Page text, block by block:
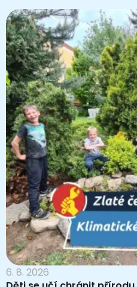
6. 8. 2026